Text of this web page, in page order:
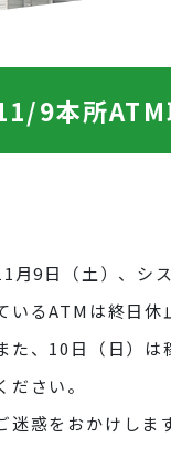
9本所ATM
月9日（土）、シ
いるATMは終日休
た、10日（日）は
ださい。
迷惑をおかけしま